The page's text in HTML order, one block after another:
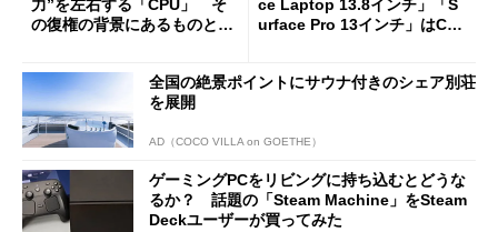
力”を左右する「CPU」 そ
の復権の背景にあるものと
ce Laptop 13.8インチ」「S
urface Pro 13インチ」はCop
た
全国の絶景ポイントにサウナ付きのシェア別荘
を展開
AD（COCO VILLA on GOETHE）
ゲーミングPCをリビングに持ち込むとどうな
るか？ 話題の「Steam Machine」をSteam
Deckユーザーが買ってみた